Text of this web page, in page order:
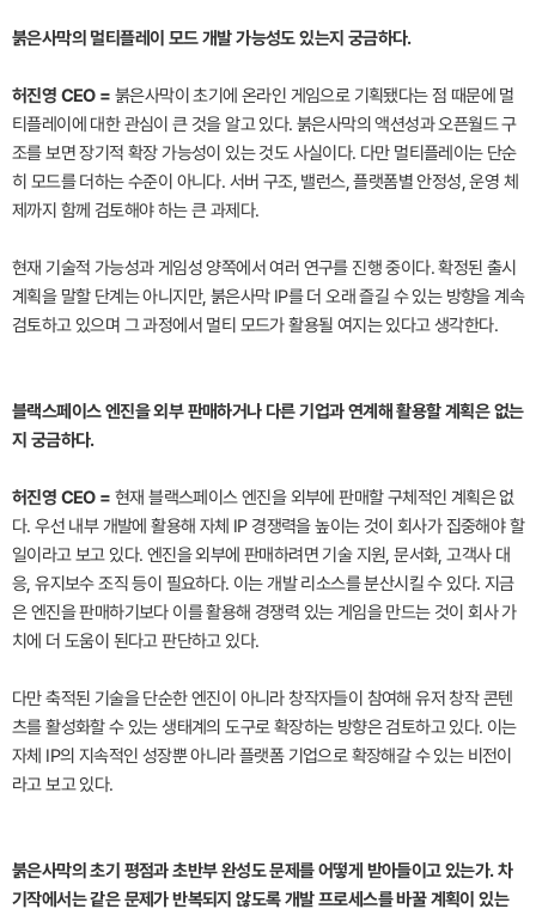
붉은사막의 멀티플레이 모드 개발 가능성도 있는지 궁금하다.
허진영 CEO =붉은사막이 초기에 온라인 게임으로 기획됐다는 점 때문에 멀
티플레이에 대한 관심이 큰 것을 알고 있다. 붉은사막의 액션성과 오픈월드 구
조를 보면 장기적 확장 가능성이 있는 것도 사실이다. 다만 멀티플레이는 단순
히 모드를 더하는 수준이 아니다. 서버 구조, 밸런스, 플랫폼별 안정성, 운영 체
제까지 함께 검토해야 하는 큰 과제다.
현재 기술적 가능성과 게임성 양쪽에서 여러 연구를 진행 중이다. 확정된 출시
계획을 말할 단계는 아니지만, 붉은사막 IP를 더 오래 즐길 수 있는 방향을 계속
검토하고 있으며 그 과정에서 멀티 모드가 활용될 여지는 있다고 생각한다.
블랙스페이스 엔진을 외부 판매하거나 다른 기업과 연계해 활용할 계획은 없는
지 궁금하다.
허진영 CEO =현재 블랙스페이스 엔진을 외부에 판매할 구체적인 계획은 없
다. 우선 내부 개발에 활용해 자체 IP 경쟁력을 높이는 것이 회사가 집중해야 할
일이라고 보고 있다. 엔진을 외부에 판매하려면 기술 지원, 문서화, 고객사 대
응, 유지보수 조직 등이 필요하다. 이는 개발 리소스를 분산시킬 수 있다. 지금
은 엔진을 판매하기보다 이를 활용해 경쟁력 있는 게임을 만드는 것이 회사 가
치에 더 도움이 된다고 판단하고 있다.
다만 축적된 기술을 단순한 엔진이 아니라 창작자들이 참여해 유저 창작 콘텐
츠를 활성화할 수 있는 생태계의 도구로 확장하는 방향은 검토하고 있다. 이는
자체 IP의 지속적인 성장뿐 아니라 플랫폼 기업으로 확장해갈 수 있는 비전이
라고 보고 있다.
붉은사막의 초기 평점과 초반부 완성도 문제를 어떻게 받아들이고 있는가. 차
기작에서는 같은 문제가 반복되지 않도록 개발 프로세스를 바꿀 계획이 있는